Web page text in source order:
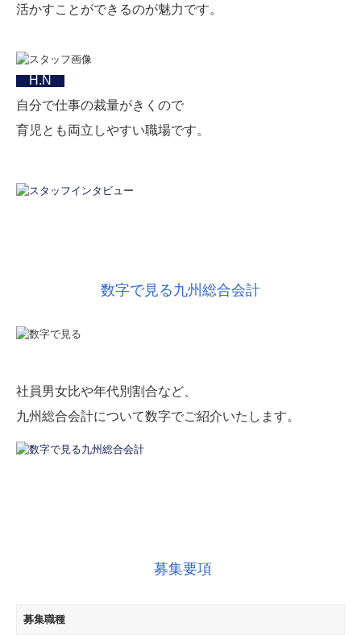
活かすことができるのが魅力です。
H.N
自分で仕事の裁量がきくので
育児とも両立しやすい職場です。
数字で見る九州総合会計
社員男女比や年代別割合など、
九州総合会計について数字でご紹介いたします。
募集要項
募集職種